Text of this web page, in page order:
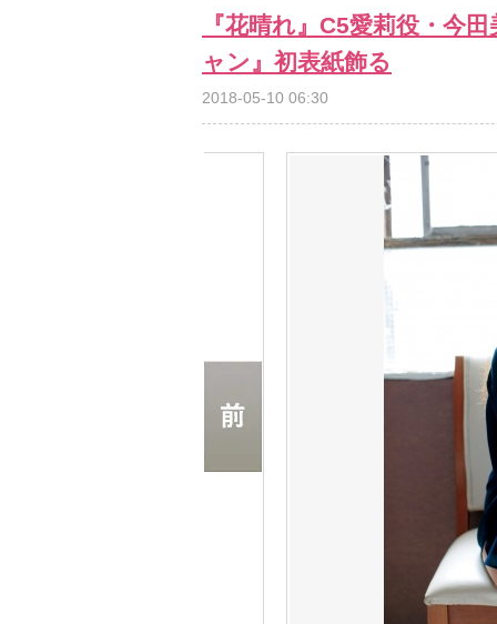
『花晴れ』C5愛莉役・今
ャン』初表紙飾る
2018-05-10 06:30